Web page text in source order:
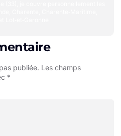
publiée. Les champs
*